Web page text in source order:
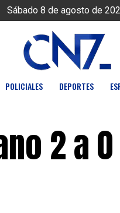
Sábado 8 de agosto de
POLICIALES DEPORTES
2 a